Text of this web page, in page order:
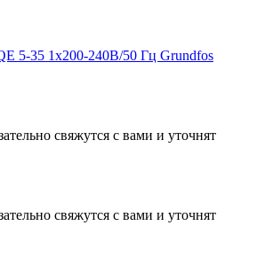
5-35 1х200-240В/50 Гц Grundfos
свяжутся с вами и уточнят
свяжутся с вами и уточнят